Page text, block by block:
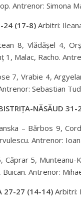
Antrenor: Simona
24 (17-8) Arbitri:
8, Vlădășel 4,
1, Malac, Racho.
7, Vrabie 4,
Sebastian
NĂSĂUD
– Bărbos 9,
Antrenor: Ioan
Căprar 5,
Antrenor:
27-27 (14-14) Arbitri: